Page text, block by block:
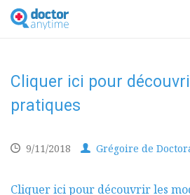
DoctorAnyTime
You
are
Cliquer ici pour
pratiques
9/11/2018 Grégoire de
Cliquer ici pour découvrir les